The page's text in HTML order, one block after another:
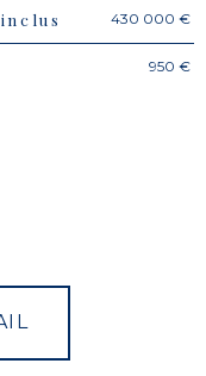
430 000 €
950 €